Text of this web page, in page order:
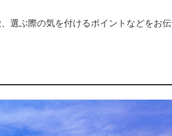
選ぶ際の気を付けるポイントなどをお伝